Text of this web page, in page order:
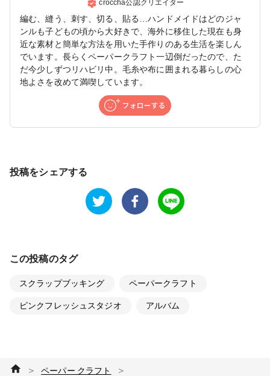
croccha公認クリエイター
編む、縫う、刺す、切る、貼る…ハンドメイドはどのジャ
ンルも子どもの頃から大好きで、海外に移住した現在も身
近な素材と簡単な方法を用いた手作りのある生活を楽しん
でいます。長らくペーパークラフト一辺倒だったので、た
だ今少しずつリハビリ中。毛糸や布に囲まれる暮らしの心
地よさを改めて満喫しています。
投稿をシェアする
この投稿のタグ
スクラップブッキング ペーパークラフト
ピンクフレッシュスタジオ アルバム
＞ ペーパー クラフト ＞